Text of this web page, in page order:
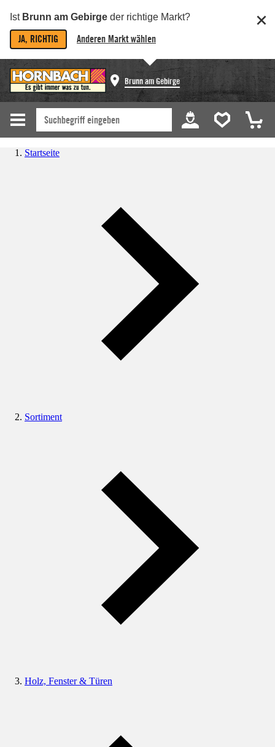
Ist Brunn am Gebirge der richtige Markt?
JA, RICHTIG Anderen Markt wählen
Brunn am Gebirge
Startseite
Sortiment
Holz, Fenster & Türen